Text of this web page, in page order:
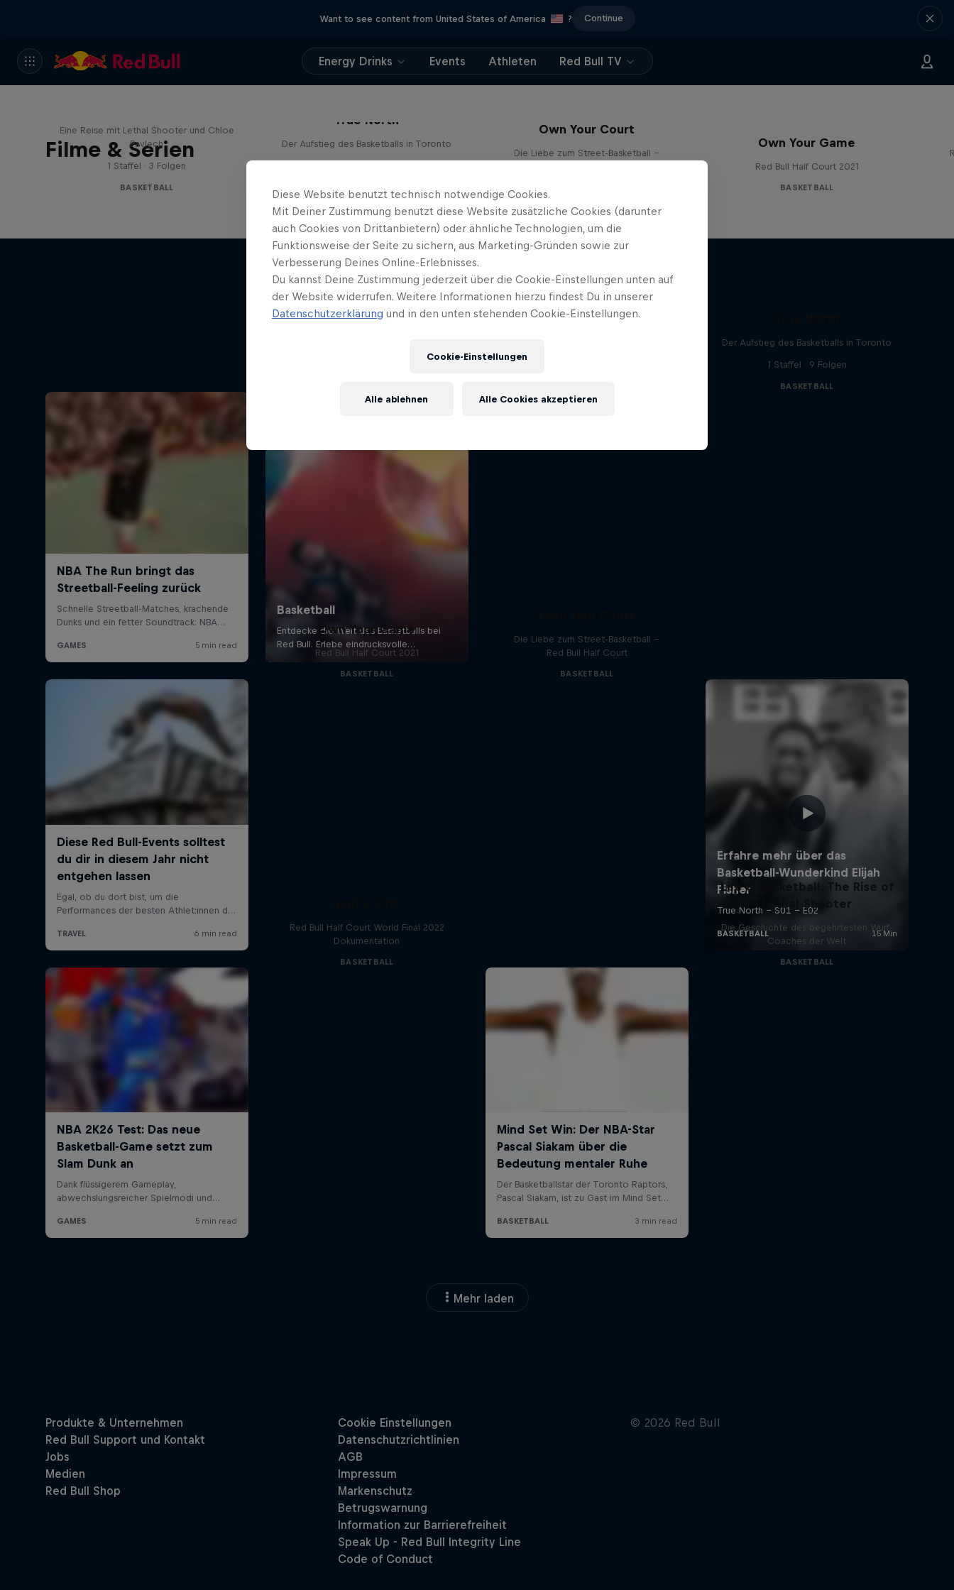
Want to see content from United States of America ? Continue
Energy Drinks Events Athleten Red Bull TV
Filme & Serien
Eine Reise mit Lethal Shooter und Chloe
Pavlech
1 Staffel · 3 Folgen
BASKETBALL
True North
Der Aufstieg des Basketballs in Toronto
Own Your Court
Die Liebe zum Street-Basketball –
Own Your Game
Red Bull Half Court 2021
BASKETBALL
Hoops Passport
Der Aufstieg des Basketballs in Toronto
1 Staffel · 9 Folgen
BASKETBALL
Own Your Game
Red Bull Half Court 2021
BASKETBALL
Die Liebe zum Street-Basketball –
Red Bull Half Court
BASKETBALL
Red Bull Half Court World Final 2022
Dokumentation
BASKETBALL
Life & Basketball: The Rise of
Lethal Shooter
Die Geschichte des begehrtesten Wurf-
Coaches der Welt
BASKETBALL
Mehr laden
Diese Website benutzt technisch notwendige Cookies.
Mit Deiner Zustimmung benutzt diese Website zusätzliche Cookies (darunter
auch Cookies von Drittanbietern) oder ähnliche Technologien, um die
Funktionsweise der Seite zu sichern, aus Marketing-Gründen sowie zur
Verbesserung Deines Online-Erlebnisses.
Du kannst Deine Zustimmung jederzeit über die Cookie-Einstellungen unten auf
der Website widerrufen. Weitere Informationen hierzu findest Du in unserer
Datenschutzerklärung und in den unten stehenden Cookie-Einstellungen.
Cookie-Einstellungen
Alle ablehnen Alle Cookies akzeptieren